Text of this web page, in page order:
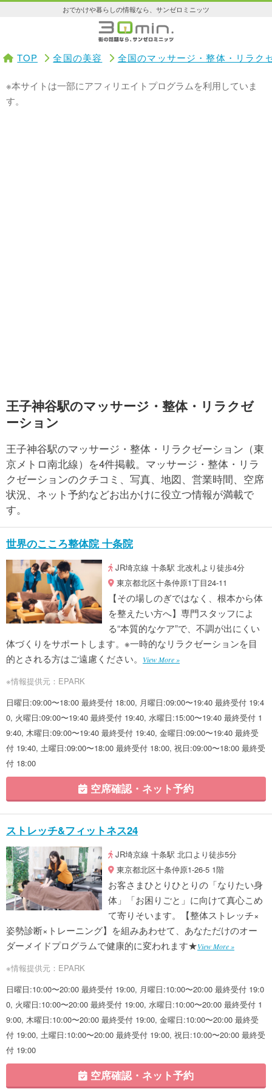
おでかけや暮らしの情報なら、サンゼロミニッツ
TOP 全国の美容 全国のマッサージ・整体・リラク
※本サイトは一部にアフィリエイトプログラムを利用していま
す。
王子神谷駅のマッサージ・整体・リラクゼ
ーション
王子神谷駅のマッサージ・整体・リラクゼーション（東
京メトロ南北線）を4件掲載。マッサージ・整体・リラ
クゼーションのクチコミ、写真、地図、営業時間、空席
状況、ネット予約などお出かけに役立つ情報が満載で
す。
世界のこころ整体院 十条院
JR埼京線 十条駅 北改札より徒歩4分
東京都北区十条仲原1丁目24-11
【その場しのぎではなく、根本から体
を整えたい方へ】専門スタッフによ
る“本質的なケア”で、不調が出にくい
体づくりをサポートします。※一時的なリラクゼーションを目
的とされる方はご遠慮ください。
View More »
※情報提供元：EPARK
日曜日:09:00〜18:00 最終受付 18:00, 月曜日:09:00〜19:40 最終受付 19:4
0, 火曜日:09:00〜19:40 最終受付 19:40, 水曜日:15:00〜19:40 最終受付 1
9:40, 木曜日:09:00〜19:40 最終受付 19:40, 金曜日:09:00〜19:40 最終受
付 19:40, 土曜日:09:00〜18:00 最終受付 18:00, 祝日:09:00〜18:00 最終受
付 18:00
空席確認・ネット予約
ストレッチ&フィットネス24
JR埼京線 十条駅 北口より徒歩5分
東京都北区十条仲原1-26-5 1階
お客さまひとりひとりの「なりたい身
体」「お困りごと」に向けて真心こめ
て寄りそいます。【整体ストレッチ×
姿勢診断×トレーニング】を組みあわせて、あなただけのオー
ダーメイドプログラムで健康的に変われます★View More »
※情報提供元：EPARK
日曜日:10:00〜20:00 最終受付 19:00, 月曜日:10:00〜20:00 最終受付 19:0
0, 火曜日:10:00〜20:00 最終受付 19:00, 水曜日:10:00〜20:00 最終受付 1
9:00, 木曜日:10:00〜20:00 最終受付 19:00, 金曜日:10:00〜20:00 最終受
付 19:00, 土曜日:10:00〜20:00 最終受付 19:00, 祝日:10:00〜20:00 最終受
付 19:00
空席確認・ネット予約